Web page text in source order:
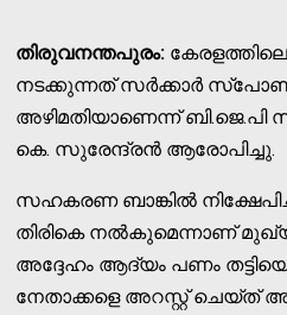
തിരുവനന്തപുരം:
നടക്കുന്നത് സര്‍ക്കാര്‍
അഴിമതിയാണെന്ന്
കെ. സുരേന്ദ്രന്‍ ആരോപിച്ചു.
സഹകരണ ബാങ്കില്‍
തിരികെ നല്‍കുമെന്നാണ്
അദ്ദേഹം ആദ്യം പണം
നേതാക്കളെ അറസ്റ്റ് ചെയ്ത്